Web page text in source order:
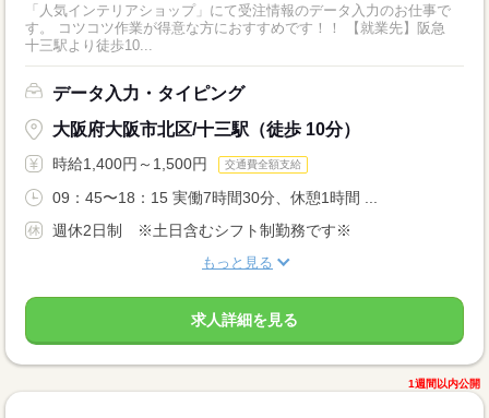
「人気インテリアショップ」にて受注情報のデータ入力のお仕事で
す。 コツコツ作業が得意な方におすすめです！！ 【就業先】阪急
十三駅より徒歩10...
データ入力・タイピング
大阪府大阪市北区/十三駅（徒歩 10分）
時給1,400円～1,500円 交通費全額支給
09：45〜18：15 実働7時間30分、休憩1時間 ...
週休2日制 ※土日含むシフト制勤務です※
もっと見る
求人詳細を見る
1週間以内公開